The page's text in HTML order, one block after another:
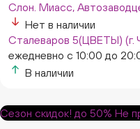
Слон. Миасс,
Нет в наличии
Сталеваров 5(ЦВЕТЫ) (г.
ежедневно с 10:00 до
В наличии
Сезон скидок! до 50% Не